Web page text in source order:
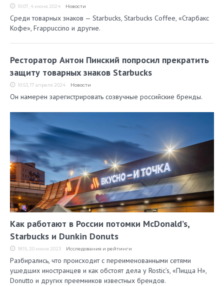
10:07, 4 июня 2024 Новости
Среди товарных знаков — Starbucks, Starbucks Coffee, «Старбакс
Кофе», Frappuccino и другие.
Ресторатор Антон Пинский попросил прекратить
защиту товарных знаков Starbucks
10:53, 17 апреля 2024 Новости
Он намерен зарегистрировать созвучные российские бренды.
Как работают в России потомки McDonald’s,
Starbucks и Dunkin Donuts
18:15, 20 июня 2023 Исследования и рейтинги
Разбирались, что происходит с переименованными сетями
ушедших иностранцев и как обстоят дела у Rostic’s, «Пицца Н»,
Donutto и других преемников известных брендов.